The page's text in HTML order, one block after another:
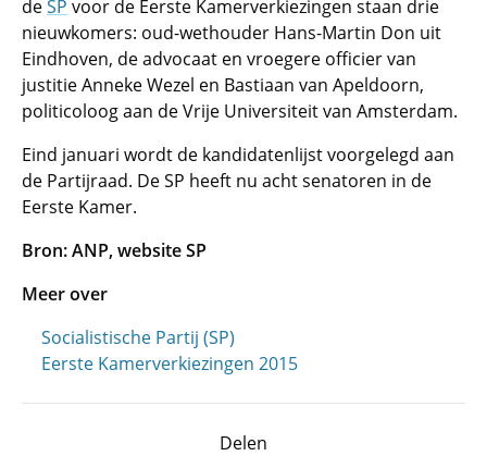
deSP voor de Eerste Kamerverkiezingen staan drie
nieuwkomers: oud-wethouder Hans-Martin Don uit
Eindhoven, de advocaat en vroegere officier van
justitie Anneke Wezel en Bastiaan van Apeldoorn,
politicoloog aan de Vrije Universiteit van Amsterdam.
Eind januari wordt de kandidatenlijst voorgelegd aan
de Partijraad. De SP heeft nu acht senatoren in de
Eerste Kamer.
Bron: ANP, website SP
Meer over
Socialistische Partij (SP)
Eerste Kamerverkiezingen 2015
Delen